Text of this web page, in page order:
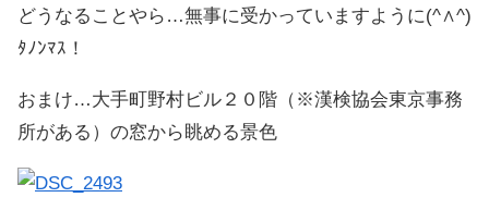
どうなることやら…無事に受かっていますように(^∧^)
ﾀﾉﾝﾏｽ！
おまけ…大手町野村ビル２０階（※漢検協会東京事務
所がある）の窓から眺める景色